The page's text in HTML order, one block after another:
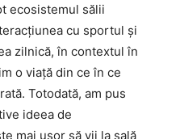
ecosistemul sălii
cu sportul și
zilnică, în contextul în
o viață din ce în ce
Totodată, am pus
ideea de
mai ușor să vii la sală